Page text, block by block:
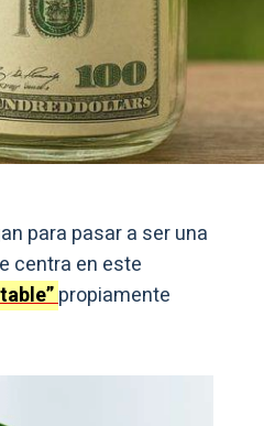
para pasar a ser una
centra en este
propiamente